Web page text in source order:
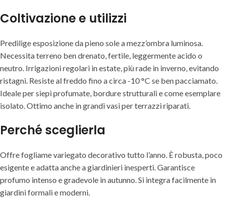
Coltivazione e utilizzi
Predilige esposizione da pieno sole a mezz’ombra luminosa.
Necessita terreno ben drenato, fertile, leggermente acido o
neutro. Irrigazioni regolari in estate, più rade in inverno, evitando
ristagni. Resiste al freddo fino a circa -10 °C se ben pacciamato.
Ideale per siepi profumate, bordure strutturali e come esemplare
isolato. Ottimo anche in grandi vasi per terrazzi riparati.
Perché sceglierla
Offre fogliame variegato decorativo tutto l’anno. È robusta, poco
esigente e adatta anche a giardinieri inesperti. Garantisce
profumo intenso e gradevole in autunno. Si integra facilmente in
giardini formali e moderni.